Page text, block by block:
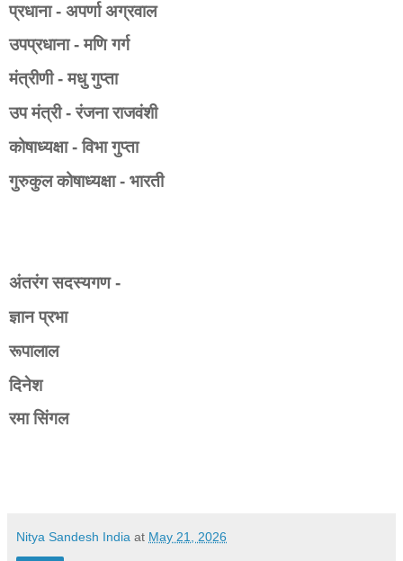
प्रधाना - अपर्णा अग्रवाल
उपप्रधाना - मणि गर्ग
मंत्रीणी - मधु गुप्ता
उप मंत्री - रंजना राजवंशी
कोषाध्यक्षा - विभा गुप्ता
गुरुकुल कोषाध्यक्षा - भारती
अंतरंग सदस्यगण -
ज्ञान प्रभा
रूपालाल
दिनेश
रमा सिंगल
Nitya Sandesh India at May 21, 2026